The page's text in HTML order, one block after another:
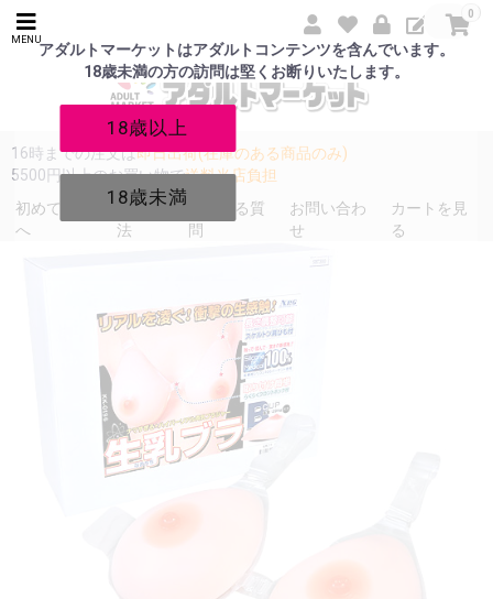
アダルトマーケットはアダルトコンテンツを含んでいます。
18歳未満の方の訪問は堅くお断りいたします。
18歳以上
18歳未満
MENU
0
16時までの注文は即日出荷(在庫のある商品のみ)
5500円以上のお買い物で送料当店負担
初めての方
へ
発送方
法
よくある質
問
お問い合わ
せ
カートを見
る